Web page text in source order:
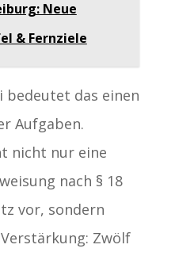
Neue
& Fernziele
bedeutet das einen
Aufgaben.
nicht nur eine
nach § 18
vor, sondern
Zwölf